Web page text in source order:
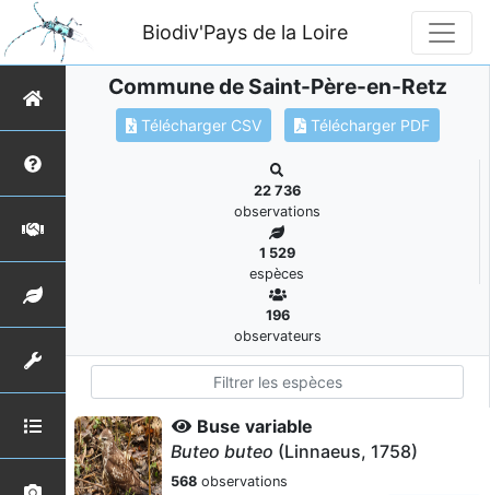
Biodiv'Pays de la Loire
Commune de Saint-Père-en-Retz
Télécharger CSV Télécharger PDF
22 736
observations
1 529
espèces
196
observateurs
Buse variable
Buteo buteo (Linnaeus, 1758)
568 observations